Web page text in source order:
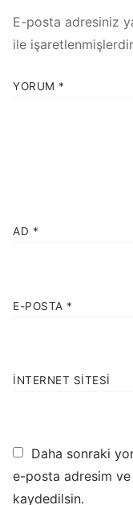
E-posta adresiniz
ile işaretlenmişlerdir
YORUM *
AD *
E-POSTA *
İNTERNET SITESI
Daha sonraki
e-posta adresim ve
kaydedilsin.